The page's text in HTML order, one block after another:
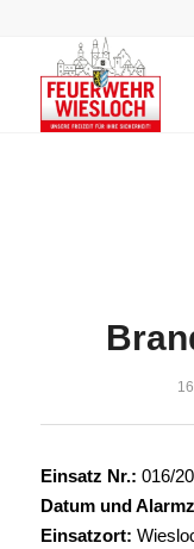
Einsatz Nr.: 016/
Datum und
Einsatzort: